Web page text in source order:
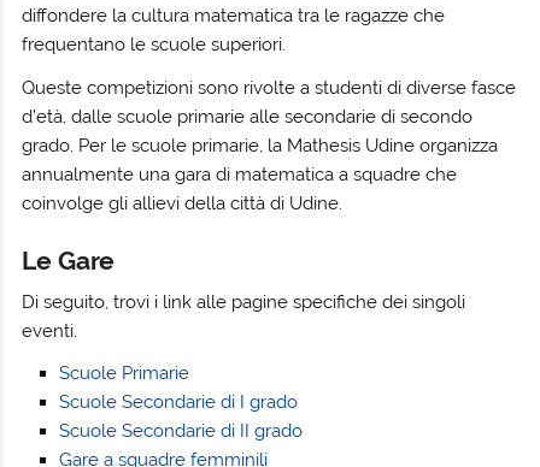
diffondere la cultura matematica tra le ragazze che
frequentano le scuole superiori.
Queste competizioni sono rivolte a studenti di diverse fasce
d’età, dalle scuole primarie alle secondarie di secondo
grado. Per le scuole primarie, la Mathesis Udine organizza
annualmente una gara di matematica a squadre che
coinvolge gli allievi della città di Udine.
Le Gare
Di seguito, trovi i link alle pagine specifiche dei singoli
eventi.
Scuole Primarie
Scuole Secondarie di I grado
Scuole Secondarie di II grado
Gare a squadre femminili